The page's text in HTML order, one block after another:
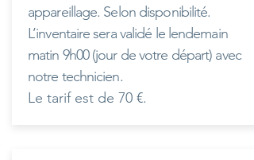
appareillage. Selon disponibilité.
L’inventaire sera validé le lendemain
matin 9h00 (jour de votre départ) avec
notre technicien.
Le tarif est de 70 €.